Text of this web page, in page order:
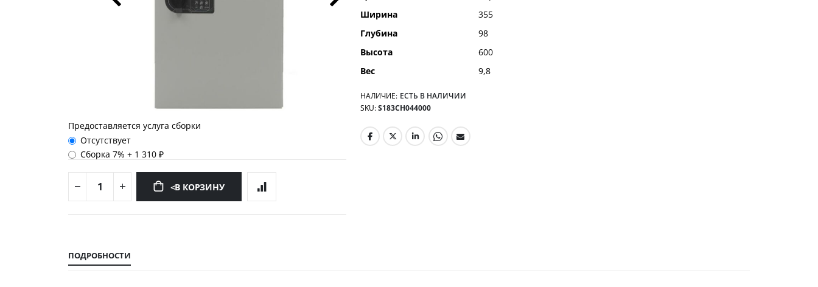
Предоставляется услуга сборки
Отсутствует
Сборка 7%+ 1 310 ₽
<В КОРЗИНУ
началу
галереи
изображений
Ширина
355
Глубина
98
Высота
600
Вес
9,8
НАЛИЧИЕ: ЕСТЬ В НАЛИЧИИ
SKU S183CH044000
ПОДРОБНОСТИ